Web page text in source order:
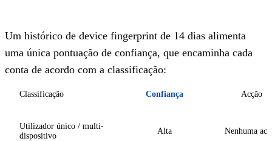
Um histórico de device fingerprint de 14 dias alimenta
uma única pontuação de confiança, que encaminha cada
conta de acordo com a classificação:
Classificação Confiança Acção
Utilizador único / multi-
dispositivo
Alta Nenhuma